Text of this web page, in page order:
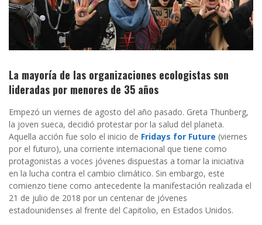
La mayoría de las organizaciones ecologistas son
lideradas por menores de 35 años
Empezó un viernes de agosto del año pasado. Greta Thunberg,
la joven sueca, decidió protestar por la salud del planeta.
Aquella acción fue solo el inicio de Fridays for Future (viernes
por el futuro), una corriente internacional que tiene como
protagonistas a voces jóvenes dispuestas a tomar la iniciativa
en la lucha contra el cambio climático. Sin embargo, este
comienzo tiene como antecedente la manifestación realizada el
21 de julio de 2018 por un centenar de jóvenes
estadounidenses al frente del Capitolio, en Estados Unidos.